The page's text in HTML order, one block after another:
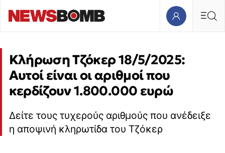
Κλήρωση Τζόκερ 18/5/2025:
Αυτοί είναι οι αριθμοί που
κερδίζουν 1.800.000 ευρώ
Δείτε τους τυχερούς αριθμούς που ανέδειξε
η αποψινή κληρωτίδα του Τζόκερ